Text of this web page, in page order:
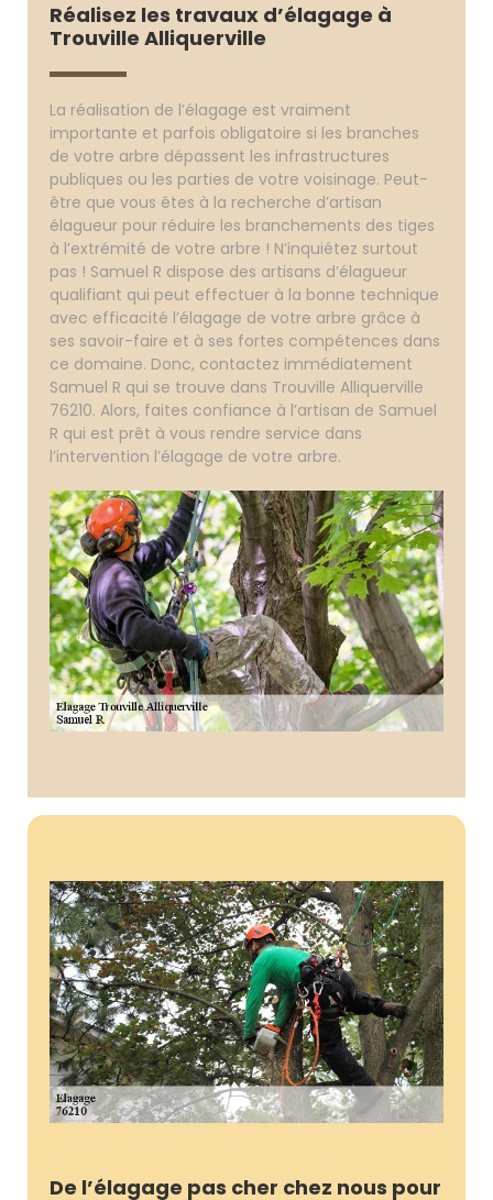
Réalisez les travaux d’élagage à
Trouville Alliquerville
La réalisation de l’élagage est vraiment
importante et parfois obligatoire si les branches
de votre arbre dépassent les infrastructures
publiques ou les parties de votre voisinage. Peut-
être que vous êtes à la recherche d’artisan
élagueur pour réduire les branchements des tiges
à l’extrémité de votre arbre ! N’inquiétez surtout
pas ! Samuel R dispose des artisans d’élagueur
qualifiant qui peut effectuer à la bonne technique
avec efficacité l’élagage de votre arbre grâce à
ses savoir-faire et à ses fortes compétences dans
ce domaine. Donc, contactez immédiatement
Samuel R qui se trouve dans Trouville Alliquerville
76210. Alors, faites confiance à l’artisan de Samuel
R qui est prêt à vous rendre service dans
l’intervention l’élagage de votre arbre.
De l’élagage pas cher chez nous pour